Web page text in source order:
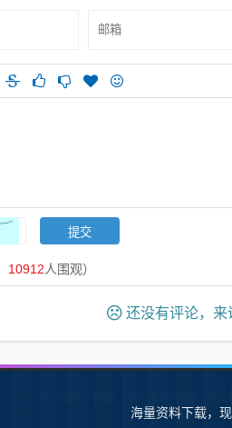
10912人围观）
还没有评论，来
海量资料下载，